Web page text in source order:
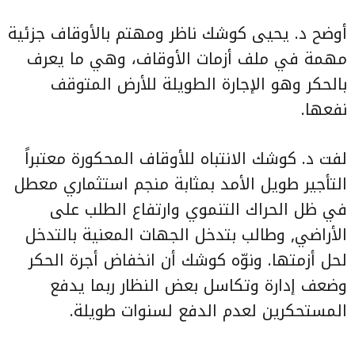
أوضح د. يحيى كوشك ناظر ومهتم بالأوقاف جزئية
مهمة في ملف أزمات الأوقاف، وهي ما يعرف
بالحكر وهو الإجارة الطويلة للأرض المتوقف
نفعها.
لفت د. كوشك الانتباه للأوقاف المحكورة معتبراً
التأجير طويل الأمد بمثابة منجم استثماري معطل
في ظل الحراك التنموي وارتفاع الطلب على
الأراضي, وطالب بتدخل الجهات المعنية بالتدخل
لحل أزمتها. ونوّه كوشك أن انخفاض أجرة الحكر
وضعف إدارة وتكاسل بعض النظار ربما يدفع
المستحكرين لعدم الدفع لسنوات طويلة.